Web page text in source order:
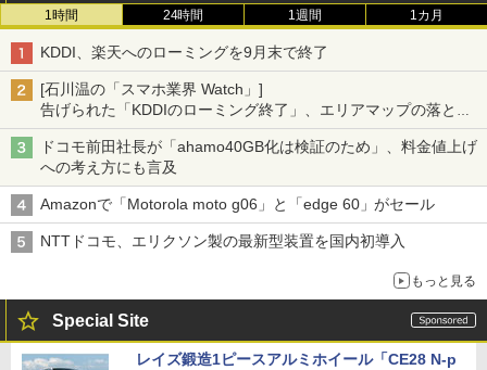
1時間 24時間 1週間 1カ月
KDDI、楽天へのローミングを9月末で終了
[石川温の「スマホ業界 Watch」]
告げられた「KDDIのローミング終了」、エリアマップの落とし
穴と楽天モバイルの課題
ドコモ前田社長が「ahamo40GB化は検証のため」、料金値上げ
への考え方にも言及
Amazonで「Motorola moto g06」と「edge 60」がセール
NTTドコモ、エリクソン製の最新型装置を国内初導入
もっと見る
Special Site
レイズ鍛造1ピースアルミホイール「CE28 N-p